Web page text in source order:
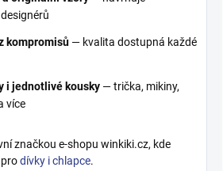
kompromisů — kvalita dostupná každé
i jednotlivé kousky — trička, mikiny,
více
značkou e-shopu winkiki.cz, kde
dívky i chlapce.